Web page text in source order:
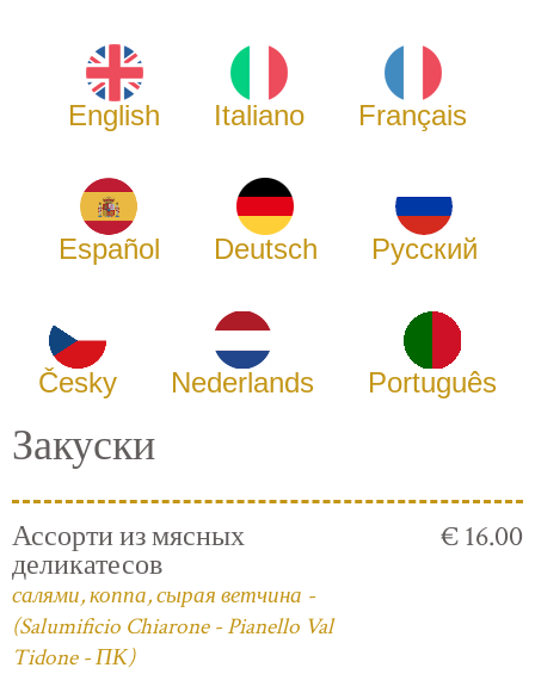
English Italiano Français
Español Deutsch Русский
Česky Nederlands Português
Закуски
Ассорти из мясных
деликатесов
салями, коппа, сырая ветчина -
(Salumificio Chiarone - Pianello Val
Tidone - ПК)
€ 16.00